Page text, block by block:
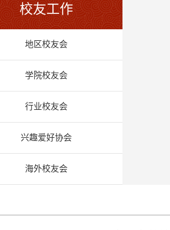
校友工作
地区校友会
学院校友会
行业校友会
兴趣爱好协会
海外校友会